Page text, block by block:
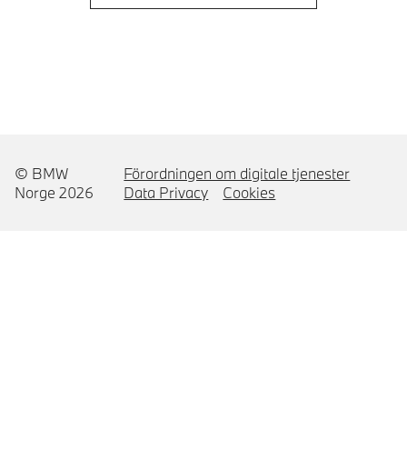
© BMW
Norge 2026
Förordningen om digitale tjenester
Data Privacy
Cookies